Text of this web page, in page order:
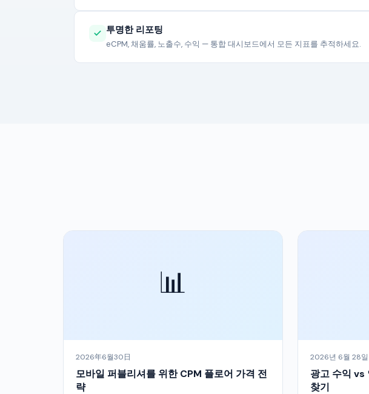
투명한 리포팅
eCPM, 채움률, 노출수, 수익 — 통합 대시보드에서 모든 지표를 추적하세요.
📊
2026年6월30日
모바일 퍼블리셔를 위한 CPM 플로어 가격 전
략
2026년 6월 28일
광고 수익 vs
찾기